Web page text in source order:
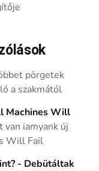
pörgetek
a szakmától
Machines Will
van iamyank új
Will Fail
- Debütáltak